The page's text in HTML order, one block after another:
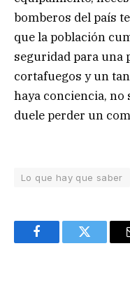
bomberos del país
que la población
seguridad para una
cortafuegos y un
haya conciencia, no
duele perder un
Lo que hay que saber
FacebookTwitter